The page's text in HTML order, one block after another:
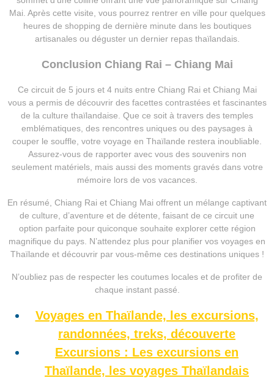
Mai. Après cette visite, vous pourrez rentrer en ville pour quelques
heures de shopping de dernière minute dans les boutiques
artisanales ou déguster un dernier repas thaïlandais.
Conclusion Chiang Rai – Chiang Mai
Ce circuit de 5 jours et 4 nuits entre Chiang Rai et Chiang Mai
vous a permis de découvrir des facettes contrastées et fascinantes
de la culture thaïlandaise. Que ce soit à travers des temples
emblématiques, des rencontres uniques ou des paysages à
couper le souffle, votre voyage en Thaïlande restera inoubliable.
Assurez-vous de rapporter avec vous des souvenirs non
seulement matériels, mais aussi des moments gravés dans votre
mémoire lors de vos vacances.
En résumé, Chiang Rai et Chiang Mai offrent un mélange captivant
de culture, d’aventure et de détente, faisant de ce circuit une
option parfaite pour quiconque souhaite explorer cette région
magnifique du pays. N’attendez plus pour planifier vos voyages en
Thaïlande et découvrir par vous-même ces destinations uniques !
N’oubliez pas de respecter les coutumes locales et de profiter de
chaque instant passé.
Voyages en Thaïlande, les excursions,
randonnées, treks, découverte
Excursions : Les excursions en
Thaïlande, les voyages Thaïlandais